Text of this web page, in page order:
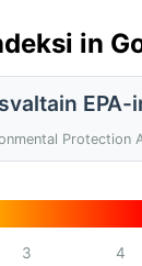
in
EPA-
Protection
3 4